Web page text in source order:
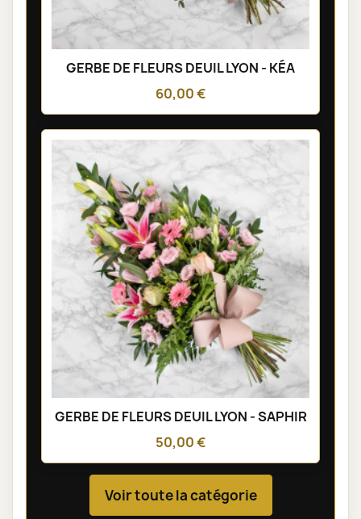
GERBE DE FLEURS DEUIL LYON - KÉA
60,00 €
GERBE DE FLEURS DEUIL LYON - SAPHIR
50,00 €
Voir toute la catégorie